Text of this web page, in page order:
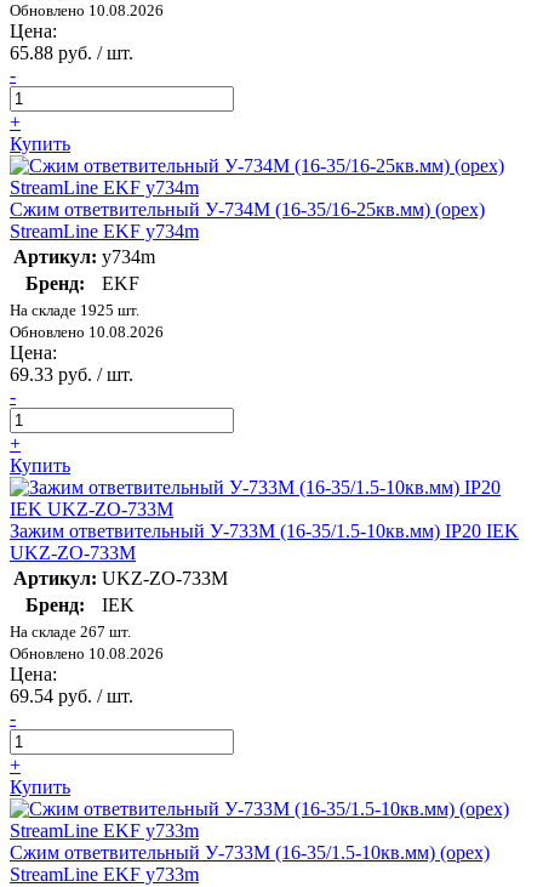
Обновлено 10.08.2026
Цена:
65.88 руб. / шт.
-
+
Купить
Сжим ответвительный У-734М (16-35/16-25кв.мм) (орех)
StreamLine EKF y734m
Артикул: y734m
Бренд:
EKF
На складе 1925 шт.
Обновлено 10.08.2026
Цена:
69.33 руб. / шт.
-
+
Купить
Зажим ответвительный У-733М (16-35/1.5-10кв.мм) IP20 IEK
UKZ-ZO-733M
Артикул: UKZ-ZO-733M
Бренд:
IEK
На складе 267 шт.
Обновлено 10.08.2026
Цена:
69.54 руб. / шт.
-
+
Купить
Сжим ответвительный У-733М (16-35/1.5-10кв.мм) (орех)
StreamLine EKF y733m